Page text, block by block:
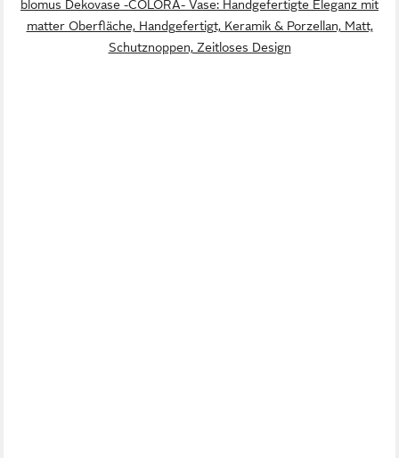
blomus Dekovase -COLORA- Vase: Handgefertigte Eleganz mit
matter Oberfläche, Handgefertigt, Keramik & Porzellan, Matt,
Schutznoppen, Zeitloses Design